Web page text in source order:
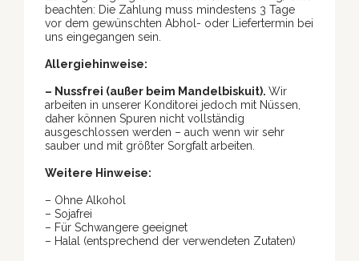
beachten: Die Zahlung muss mindestens 3 Tage
vor dem gewünschten Abhol- oder Liefertermin bei
uns eingegangen sein.
Allergiehinweise:
– Nussfrei (außer beim Mandelbiskuit). Wir
arbeiten in unserer Konditorei jedoch mit Nüssen,
daher können Spuren nicht vollständig
ausgeschlossen werden – auch wenn wir sehr
sauber und mit größter Sorgfalt arbeiten.
Weitere Hinweise:
– Ohne Alkohol
– Sojafrei
– Für Schwangere geeignet
– Halal (entsprechend der verwendeten Zutaten)